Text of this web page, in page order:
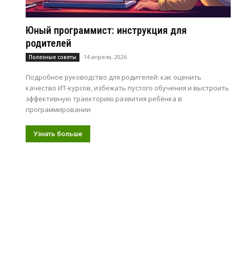
Юный программист: инструкция для
родителей
Полезные советы 14 апреля, 2026
Подробное руководство для родителей: как оценить
качество ИТ-курсов, избежать пустого обучения и выстроить
эффективную траекторию развития ребёнка в
программировании
Узнать больше